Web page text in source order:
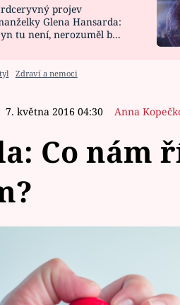
CELEBRITY
VAŘENÍ
projev
Glena Hansarda:
tu není, nerozuměl by
Zdraví a nemoci
7. května 2016 04:30 Anna
Co nám